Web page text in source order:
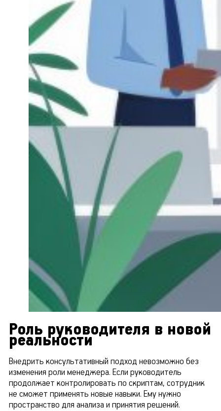
Роль руководителя в новой
реальности
Внедрить консультативный подход невозможно без
изменения роли менеджера. Если руководитель
продолжает контролировать по скриптам, сотрудник
не сможет применять новые навыки. Ему нужно
пространство для анализа и принятия решений.